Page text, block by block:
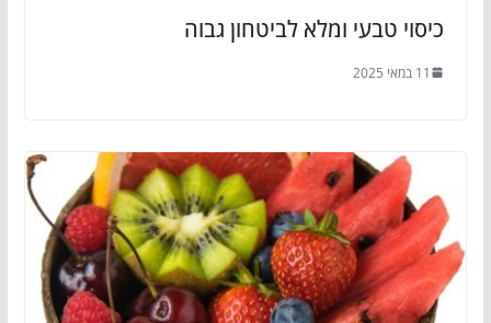
כיסוי טבעי ומלא לביטחון גבוה
11 במאי 2025